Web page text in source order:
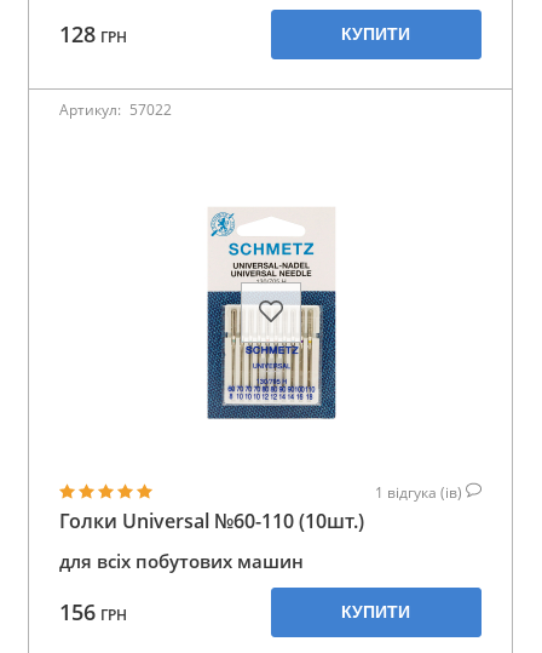
128 ГРН КУПИТИ
Артикул: 57022
1 відгука (ів)
Голки Universal №60-110 (10шт.)
для всіх побутових машин
156 ГРН КУПИТИ